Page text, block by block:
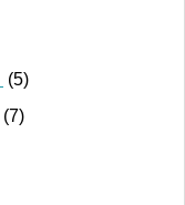
(5)
(7)